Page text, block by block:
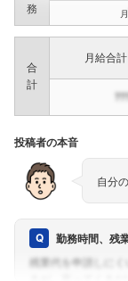
務
月
合
計
月給合計
投稿者の本音
自分
勤務時間、残